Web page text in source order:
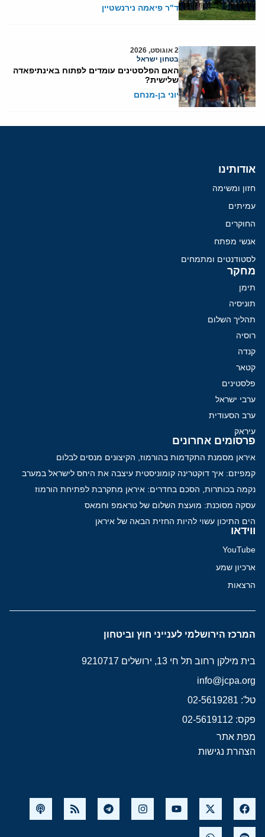
ד"ר פיאמה נירנשטיין
2 אוגוסט, 2026
בטחון ישראל
האם הפלסטינים עומדים לפתוח באינתיפאדה
שלישית?
יוני בן-מנחם
אודותינו
חזון ומשימה
עמיתים
החוקרים
אנשי מפתח
לסטודנטים ומתמחים
מחקר
תימן
תוניסיה
תהליך השלום
רוסיה
קנדה
קטאר
פלסטינים
ערבי ישראל
ערב הסעודית
עיראק
פרסומים אחרונים
איראן מסמנת התקדמות בהורמוז, הקיצונים מנסים לבלום
קמפיזם: איך דוקטרינה קומוניסטית עיצבה את היחס לישראל במערב
נקמה בכותרות, הסכם בחדרים: איראן מתקרבת לפתיחת הורמוז
עסקה מסוכנת: מועצת השלום של טראמפ וחמאס
הים התיכון עשוי להיות החזית הבאה של איראן
ווידאו
YouTube
ארכיון שמע
הרצאות
המרכז הירושלמי לענייני חוץ וביטחון
בית מילקן רחוב תל חי 13, ירושלים 9210717
info@jcpa.org
טל': 02-5619281
פקס: 02-5619112
מפת אתר
הצהרת נגישות